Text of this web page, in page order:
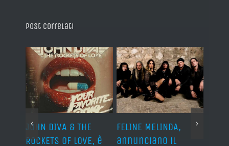
Post correlati
JOHN DIVA & THE
ROCKETS OF LOVE, è
FELINE MELINDA,
annunciano il